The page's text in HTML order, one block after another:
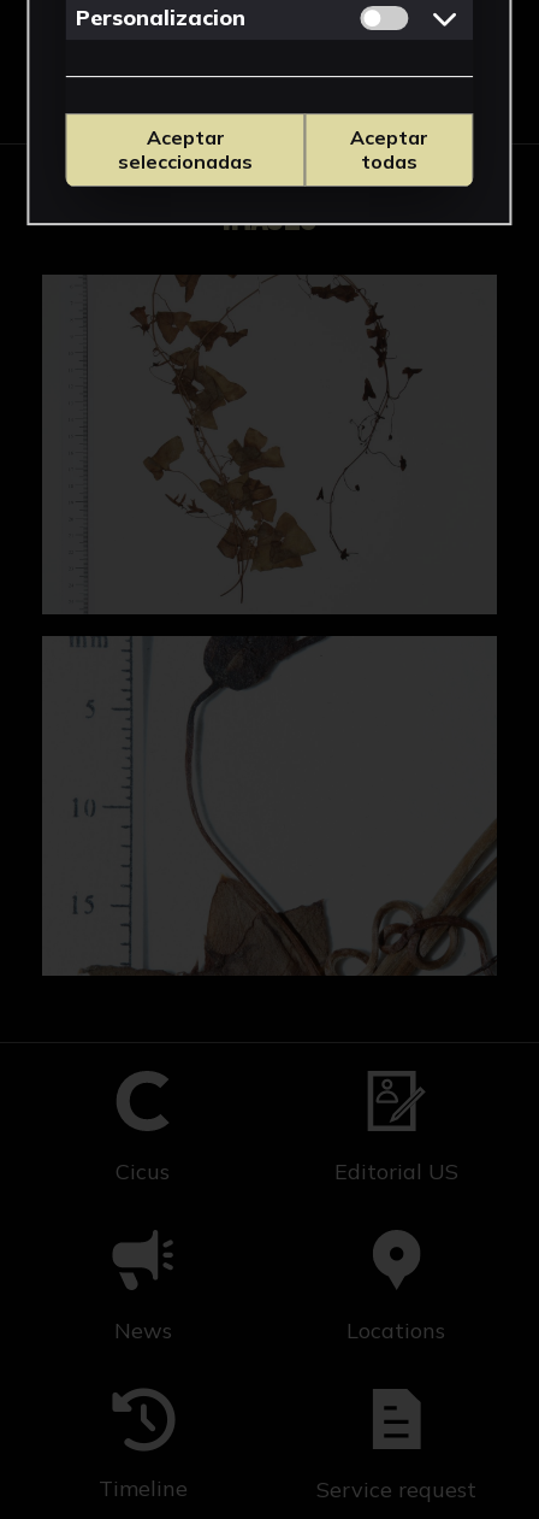
Download Datasheet
IMAGES
Cicus Editorial US
News Locations
Timeline Service request
Personalizacion Permitir cookies
Aceptar
seleccionadas
Aceptar
todas